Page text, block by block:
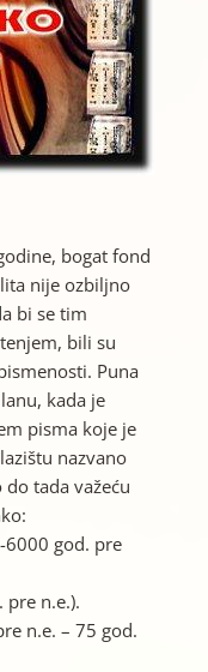
bogat fond
nije ozbiljno
bi se tim
bili su
Puna
kada je
pisma koje je
nazvano
tada važeću
6000 god. pre
pre n.e.).
n.e. – 75 god.